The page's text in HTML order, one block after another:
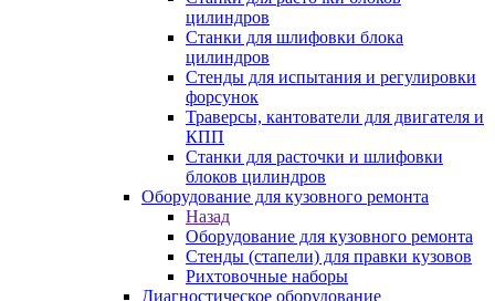
цилиндров
Станки для шлифовки блока
цилиндров
Стенды для испытания и регулировки
форсунок
Траверсы, кантователи для двигателя и
КПП
Станки для расточки и шлифовки
блоков цилиндров
Оборудование для кузовного ремонта
Назад
Оборудование для кузовного ремонта
Стенды (стапели) для правки кузовов
Рихтовочные наборы
Диагностическое оборудование